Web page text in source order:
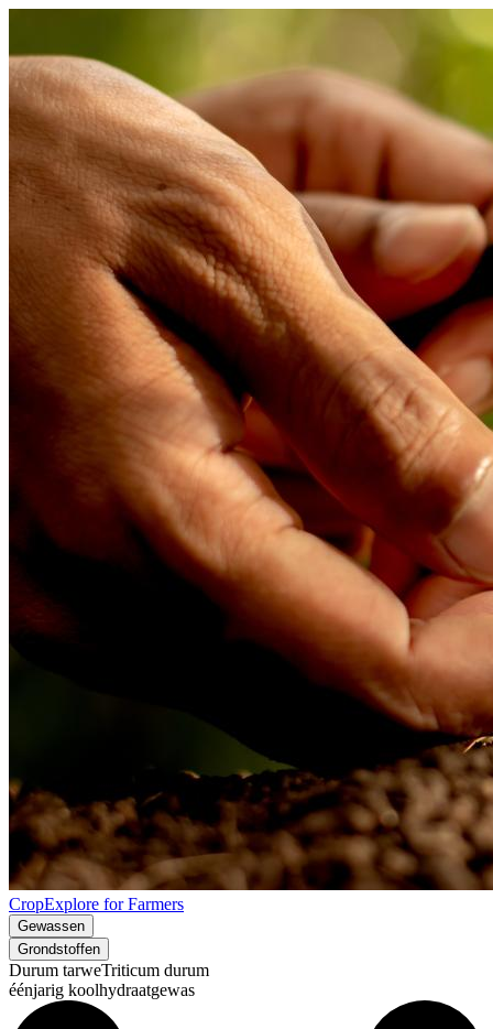
CropExplore for Farmers
Gewassen
Grondstoffen
Durum tarweTriticum durum
éénjarig koolhydraatgewas